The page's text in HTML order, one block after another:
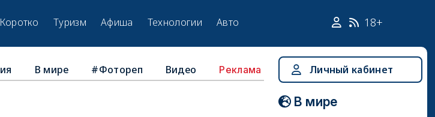
Туризм Афиша Технологии Авто 18+
В мире #Фотореп Видео Реклама Личный кабинет
В мире